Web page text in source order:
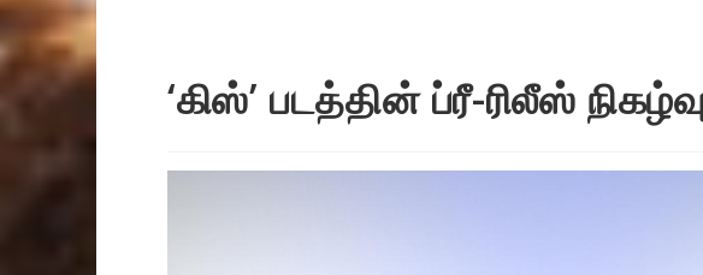
‘கிஸ்’ படத்தின் ப்ரீ-ரிலீஸ்